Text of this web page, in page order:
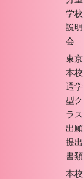
学校
説明
会
東京
本校
通学
型ク
ラス
出願
提出
書類
本校